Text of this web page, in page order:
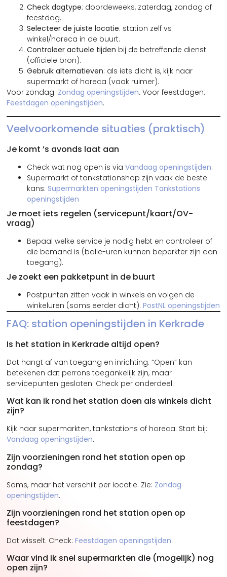
Check dagtype: doordeweeks, zaterdag, zondag of
feestdag.
Selecteer de juiste locatie: station zelf vs
winkel/horeca in de buurt.
Controleer actuele tijden bij de betreffende dienst
(officiële bron).
Gebruik alternatieven: als iets dicht is, kijk naar
supermarkt of horeca (vaak ruimer).
Voor zondag: Zondag openingstijden. Voor feestdagen:
Feestdagen openingstijden.
Veelvoorkomende situaties (praktisch)
Je komt ’s avonds laat aan
Check wat nog open is viaVandaag openingstijden.
Supermarkt of tankstationshop zijn vaak de beste
kans:Supermarkten openingstijden Tankstations
openingstijden
Je moet iets regelen (servicepunt/kaart/OV-
vraag)
Bepaal welke service je nodig hebt en controleer of
die bemand is (balie-uren kunnen beperkter zijn dan
toegang).
Je zoekt een pakketpunt in de buurt
Postpunten zitten vaak in winkels en volgen de
winkeluren (soms eerder dicht).PostNL openingstijden
FAQ: station openingstijden in Kerkrade
Is het station in Kerkrade altijd open?
Dat hangt af van toegang en inrichting. “Open” kan
betekenen dat perrons toegankelijk zijn, maar
servicepunten gesloten. Check per onderdeel.
Wat kan ik rond het station doen als winkels dicht
zijn?
Kijk naar supermarkten, tankstations of horeca. Start bij:
Vandaag openingstijden.
Zijn voorzieningen rond het station open op
zondag?
Soms, maar het verschilt per locatie. Zie: Zondag
openingstijden.
Zijn voorzieningen rond het station open op
feestdagen?
Dat wisselt. Check:Feestdagen openingstijden.
Waar vind ik snel supermarkten die (mogelijk) nog
open zijn?